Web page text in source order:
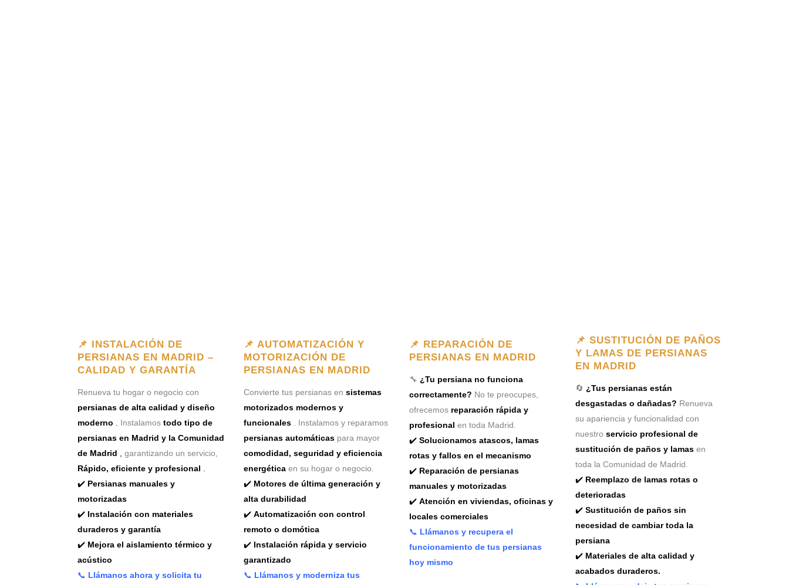
📌 INSTALACIÓN DE
PERSIANAS EN MADRID –
CALIDAD Y GARANTÍA
Renueva tu hogar o negocio con
persianas de alta calidad y diseño
moderno
Instalamos todo tipo de
persianas en Madrid y la Comunidad
de Madrid
garantizando un servicio,
Rápido, eficiente y profesional
✔️ Persianas manuales y
motorizadas
✔️ Instalación con materiales
duraderos y garantía
✔️ Mejora el aislamiento térmico y
acústico
📞 Llámanos ahora y solicita tu
📌 AUTOMATIZACIÓN Y
MOTORIZACIÓN DE
PERSIANAS EN MADRID
Convierte tus persianas en sistemas
motorizados modernos y
funcionales. Instalamos y reparamos
persianas automáticaspara mayor
comodidad, seguridad y eficiencia
energéticaen su hogar o negocio.
✔️ Motores de última generación y
alta durabilidad
✔️ Automatización con control
remoto o domótica
✔️ Instalación rápida y servicio
garantizado
📞 Llámanos y moderniza tus
📌 REPARACIÓN DE
PERSIANAS EN MADRID
🔧 ¿Tu persiana no funciona
correctamente? No te preocupes,
ofrecemos reparación rápida y
profesional en toda Madrid.
✔️ Solucionamos atascos, lamas
rotas y fallos en el mecanismo
✔️ Reparación de persianas
manuales y motorizadas
✔️ Atención en viviendas, oficinas y
locales comerciales
📞 Llámanos y recupera el
funcionamiento de tus persianas
hoy mismo
📌 SUSTITUCIÓN DE PAÑOS
Y LAMAS DE PERSIANAS
EN MADRID
🔄 ¿Tus persianas están
desgastadas o dañadas? Renueva
su apariencia y funcionalidad con
nuestro servicio profesional de
sustitución de paños y lamasen
toda la Comunidad de Madrid.
✔️ Reemplazo de lamas rotas o
deterioradas
✔️ Sustitución de paños sin
necesidad de cambiar toda la
persiana
✔️ Materiales de alta calidad y
acabados duraderos.